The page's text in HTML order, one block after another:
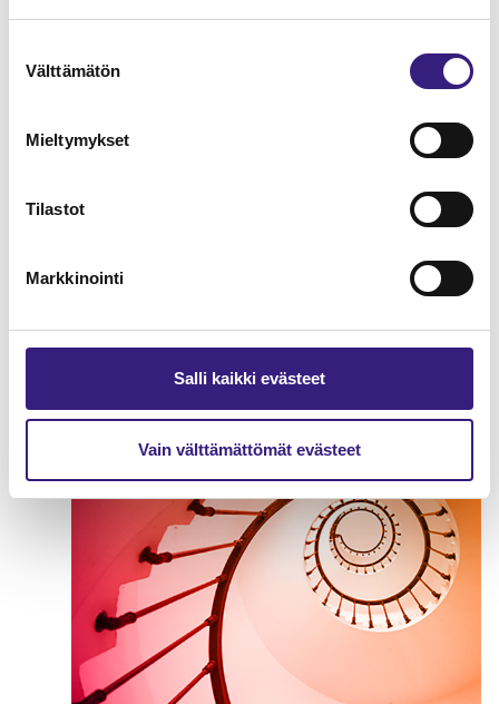
valinta
Välttämätön
Mieltymykset
Tilastot
Markkinointi
Salli kaikki evästeet
Vain välttämättömät evästeet
Kirjanpidon kulmakivet
ELINKEINOVEROTUS